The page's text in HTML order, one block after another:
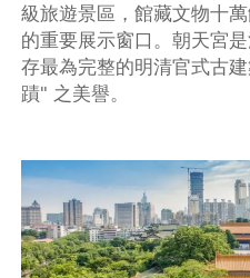
級旅遊景區，館藏文物十
的重要展示窗口。朝天宮
存最為完整的明清官式古
蹟" 之美譽。